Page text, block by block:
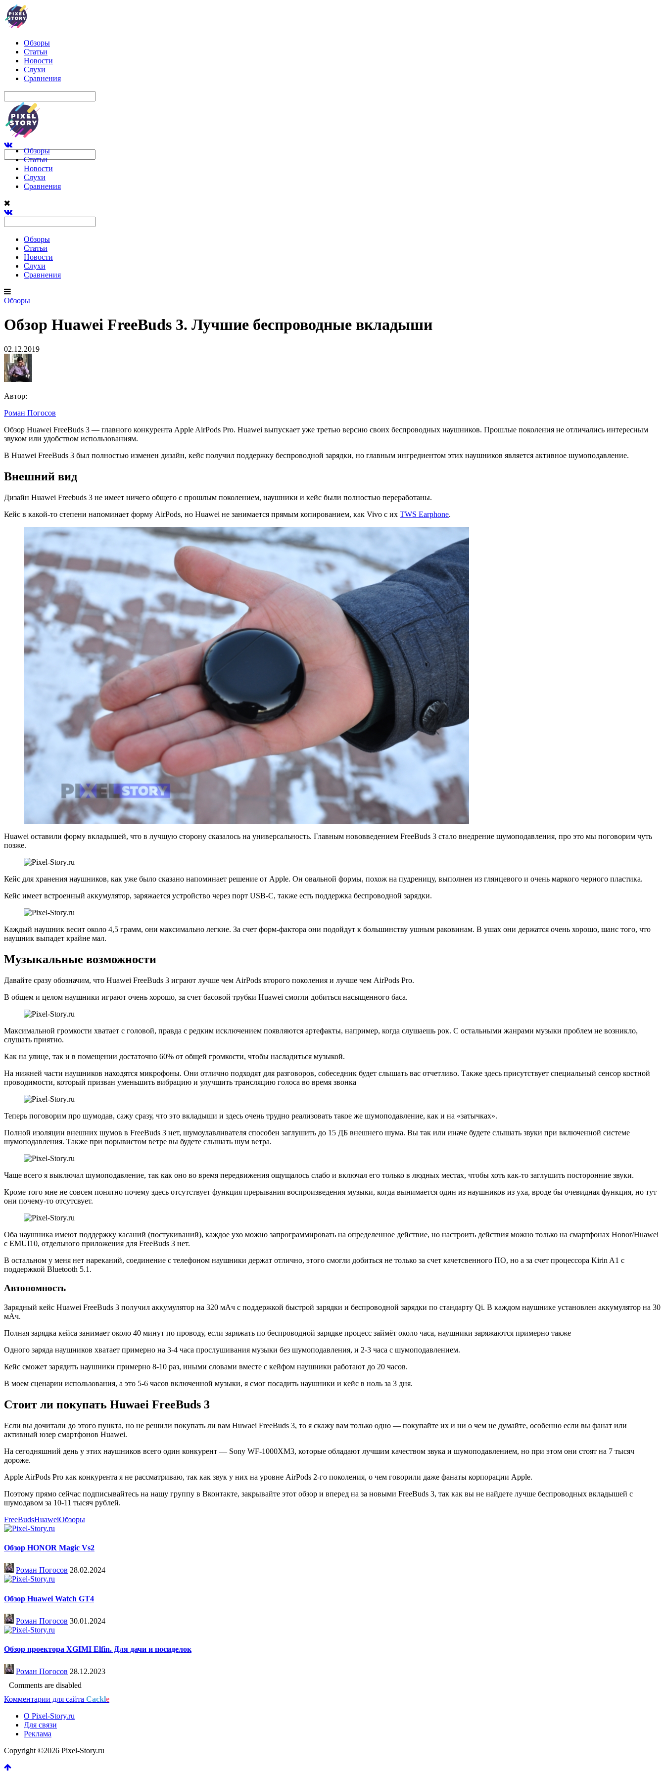
Обзоры
Статьи
Новости
Слухи
Сравнения
Обзоры
Статьи
Новости
Слухи
Сравнения
Обзоры
Статьи
Новости
Слухи
Сравнения
Обзоры
Обзор Huawei FreeBuds 3. Лучшие беспроводные вкладыши
02.12.2019
Автор:
Роман Погосов
Обзор
Huawei
FreeBuds
3.
Лучшие
беспроводные
вкладыши
Обзор Huawei FreeBuds 3 — главного конкурента Apple AirPods Pro. Huawei выпускает уже третью версию своих беспроводных наушников. Прошлые поколения не отличались интересным
звуком или удобством использованиям.
В Huawei FreeBuds 3 был полностью изменен дизайн, кейс получил поддержку беспроводной зарядки, но главным ингредиентом этих наушников является активное шумоподавление.
Внешний вид
Дизайн Huawei Freebuds 3 не имеет ничего общего с прошлым поколением, наушники и кейс были полностью переработаны.
Кейс в какой-то степени напоминает форму AirPods, но Huawei не занимается прямым копированием, как Vivo c их TWS Earphone.
Huawei оставили форму вкладышей, что в лучшую сторону сказалось на универсальность. Главным нововведением FreeBuds 3 стало внедрение шумоподавления, про это мы поговорим чуть
позже.
Кейс для хранения наушников, как уже было сказано напоминает решение от Apple. Он овальной формы, похож на пудреницу, выполнен из глянцевого и очень маркого черного пластика.
Кейс имеет встроенный аккумулятор, заряжается устройство через порт USB-C, также есть поддержка беспроводной зарядки.
Каждый наушник весит около 4,5 грамм, они максимально легкие. За счет форм-фактора они подойдут к большинству ушным раковинам. В ушах они держатся очень хорошо, шанс того, что
наушник выпадет крайне мал.
Музыкальные возможности
Давайте сразу обозначим, что Huawei FreeBuds 3 играют лучше чем AirPods второго поколения и лучше чем AirPods Pro.
В общем и целом наушники играют очень хорошо, за счет басовой трубки Huawei смогли добиться насыщенного баса.
Максимальной громкости хватает с головой, правда с редким исключением появляются артефакты, например, когда слушаешь рок. С остальными жанрами музыки проблем не возникло,
слушать приятно.
Как на улице, так и в помещении достаточно 60% от общей громкости, чтобы насладиться музыкой.
На нижней части наушников находятся микрофоны. Они отлично подходят для разговоров, собеседник будет слышать вас отчетливо. Также здесь присутствует специальный сенсор костной
проводимости, который призван уменьшить вибрацию и улучшить трансляцию голоса во время звонка
Теперь поговорим про шумодав, сажу сразу, что это вкладыши и здесь очень трудно реализовать такое же шумоподавление, как и на «затычках».
Полной изоляции внешних шумов в FreeBuds 3 нет, шумоулавливателя способен заглушить до 15 ДБ внешнего шума. Вы так или иначе будете слышать звуки при включенной системе
шумоподавления. Также при порывистом ветре вы будете слышать шум ветра.
Чаще всего я выключал шумоподавление, так как оно во время передвижения ощущалось слабо и включал его только в людных местах, чтобы хоть как-то заглушить посторонние звуки.
Кроме того мне не совсем понятно почему здесь отсутствует функция прерывания воспроизведения музыки, когда вынимается один из наушников из уха, вроде бы очевидная функция, но тут
они почему-то отсутсвует.
Оба наушника имеют поддержку касаний (постукиваний), каждое ухо можно запрограммировать на определенное действие, но настроить действия можно только на смартфонах Honor/Huawei
с EMUI10, отдельного приложения для FreeBuds 3 нет.
В остальном у меня нет нареканий, соединение с телефоном наушники держат отлично, этого смогли добиться не только за счет качетсвенного ПО, но а за счет процессора Kirin A1 с
поддержкой Bluetooth 5.1.
Автономность
Зарядный кейс Huawei FreeBuds 3 получил аккумулятор на 320 мАч с поддержкой быстрой зарядки и беспроводной зарядки по стандарту Qi. В каждом наушнике установлен аккумулятор на 30
мАч.
Полная зарядка кейса занимает около 40 минут по проводу, если заряжать по беспроводной зарядке процесс займёт около часа, наушники заряжаются примерно также
Одного заряда наушников хватает примерно на 3-4 часа прослушивания музыки без шумоподавления, и 2-3 часа с шумоподавлением.
Кейс сможет зарядить наушники примерно 8-10 раз, иными словами вместе с кейфом наушники работают до 20 часов.
В моем сценарии использования, а это 5-6 часов включенной музыки, я смог посадить наушники и кейс в ноль за 3 дня.
Стоит ли покупать Huwaei FreeBuds 3
Если вы дочитали до этого пункта, но не решили покупать ли вам Huwaei FreeBuds 3, то я скажу вам только одно — покупайте их и ни о чем не думайте, особенно если вы фанат или
активный юзер смартфонов Huawei.
На сегодняшний день у этих наушников всего один конкурент — Sony WF-1000XM3, которые обладают лучшим качеством звука и шумоподавлением, но при этом они стоят на 7 тысяч
дороже.
Apple AirPods Pro как конкурента я не рассматриваю, так как звук у них на уровне AirPods 2-го поколения, о чем говорили даже фанаты корпорации Apple.
Поэтому прямо сейчас подписывайтесь на нашу группу в Вконтакте, закрывайте этот обзор и вперед на за новыми FreeBuds 3, так как вы не найдете лучше беспроводных вкладышей с
шумодавом за 10-11 тысяч рублей.
FreeBudsHuaweiОбзоры
Обзор HONOR Magic Vs2
Роман Погосов 28.02.2024
Обзор Huawei Watch GT4
Роман Погосов 30.01.2024
Обзор проектора XGIMI Elfin. Для дачи и посиделок
Роман Погосов 28.12.2023
Comments are disabled
Комментарии для сайта Cackle
О Pixel-Story.ru
Для связи
Реклама
Copyright ©2026 Pixel-Story.ru